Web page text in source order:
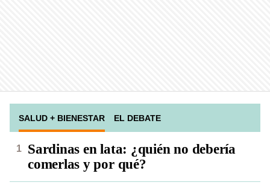
SALUD + BIENESTAR EL DEBATE
Sardinas en lata: ¿quién no debería
comerlas y por qué?